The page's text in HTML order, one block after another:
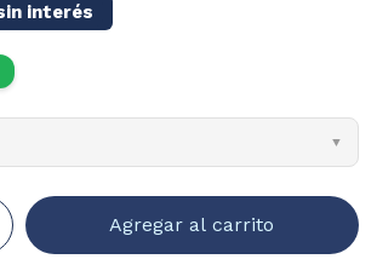
interés
▼
54mm
40mm
17mm
140mm